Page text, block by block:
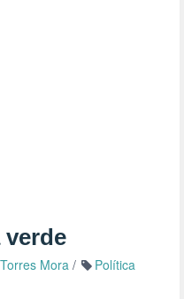
Mora /
Política